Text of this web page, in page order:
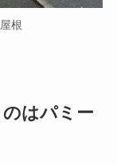
根
はパミー